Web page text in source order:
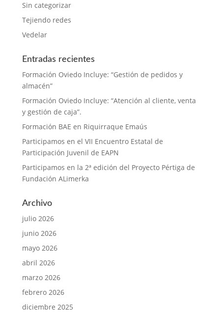
Sin categorizar
Tejiendo redes
Vedelar
Entradas recientes
Formación Oviedo Incluye: “Gestión de pedidos y
almacén”
Formación Oviedo Incluye: “Atención al cliente, venta
y gestión de caja”.
Formación BAE en Riquirraque Emaús
Participamos en el VII Encuentro Estatal de
Participación Juvenil de EAPN
Participamos en la 2ª edición del Proyecto Pértiga de
Fundación ALimerka
Archivo
julio 2026
junio 2026
mayo 2026
abril 2026
marzo 2026
febrero 2026
diciembre 2025